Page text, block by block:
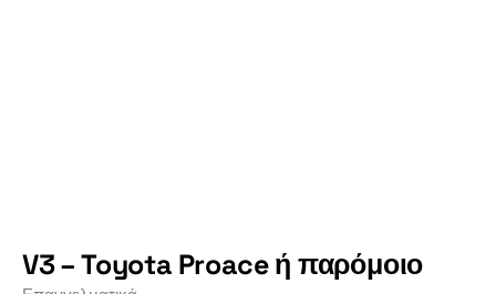
V3 – Toyota Proace ή παρόμοιο